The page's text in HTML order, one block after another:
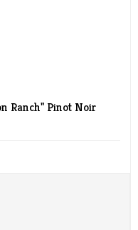
Ranch" Pinot Noir